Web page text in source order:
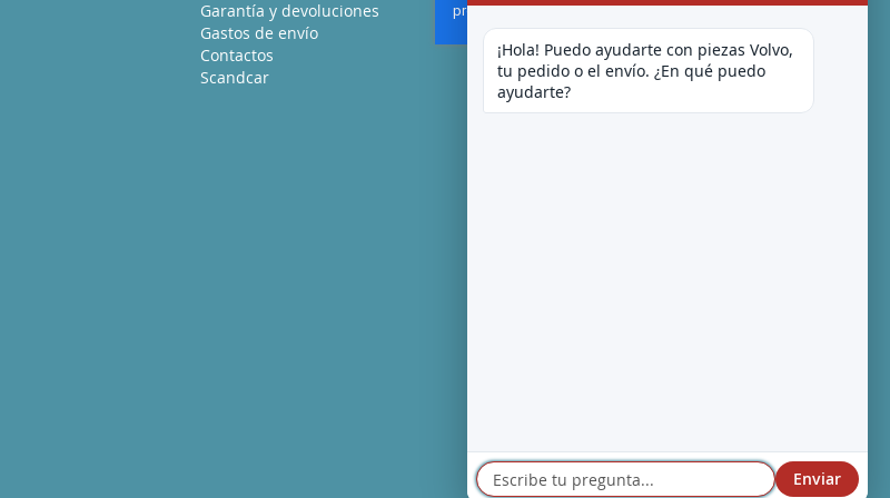
Garantía y devoluciones
Gastos de envío
Contactos
Scandcar
¡Hola! Puedo ayudarte con piezas Volvo,
tu pedido o el envío. ¿En qué puedo
ayudarte?
Enviar